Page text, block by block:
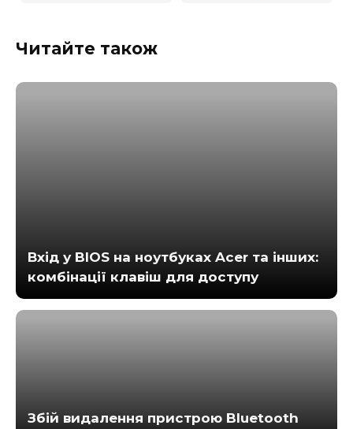
Читайте також
Вхід у BIOS на ноутбуках Acer та інших:
комбінації клавіш для доступу
Збій видалення пристрою Bluetooth